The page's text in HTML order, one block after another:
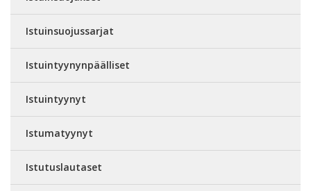
Istuinsuojussarjat
Istuintyynynpäälliset
Istuintyynyt
Istumatyynyt
Istutuslautaset